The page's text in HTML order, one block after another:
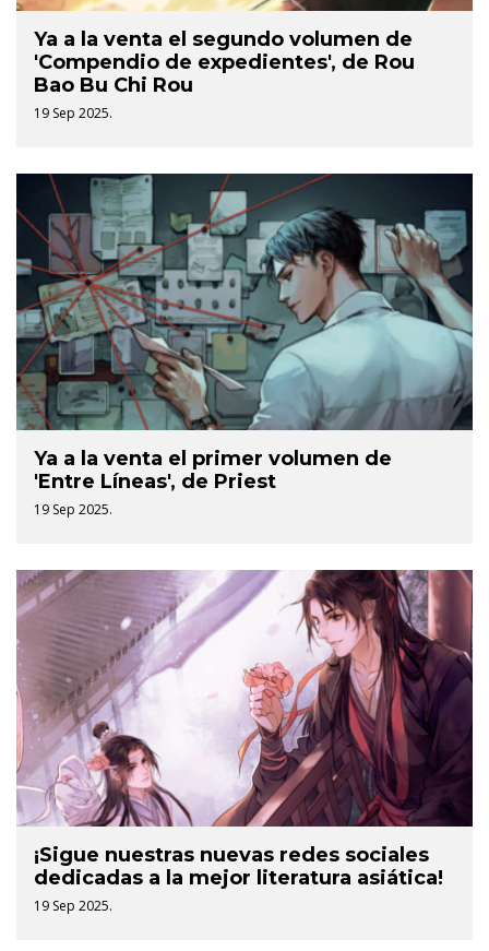
Ya a la venta el segundo volumen de
'Compendio de expedientes', de Rou
Bao Bu Chi Rou
19 Sep 2025.
Ya a la venta el primer volumen de
'Entre Líneas', de Priest
19 Sep 2025.
¡Sigue nuestras nuevas redes sociales
dedicadas a la mejor literatura asiática!
19 Sep 2025.